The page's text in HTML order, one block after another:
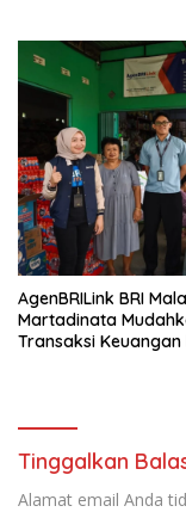
AgenBRILink BRI
Martadinata
Transaksi
Tinggalkan
Alamat email Anda